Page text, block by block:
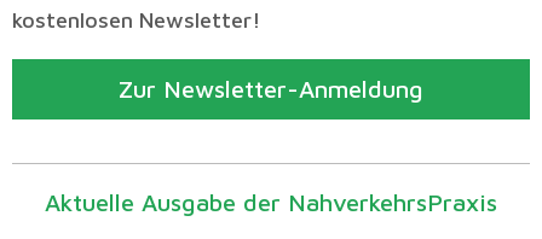
kostenlosen Newsletter!
Zur Newsletter-Anmeldung
Aktuelle Ausgabe der NahverkehrsPraxis